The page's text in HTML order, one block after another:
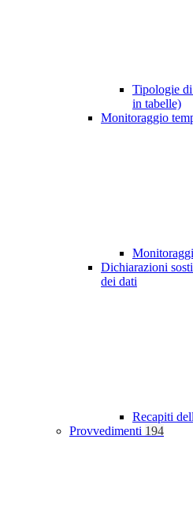
Tipologie
in tabelle)
Monitoraggio
Dichiarazioni
dei dati
Recapiti
Provvedimenti 194